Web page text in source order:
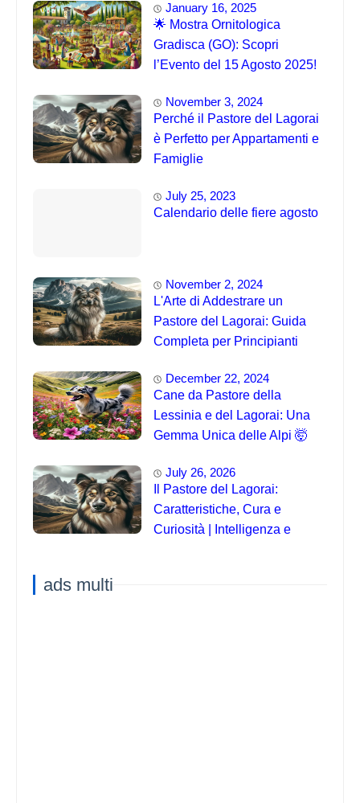
January 16, 2025
🌟 Mostra Ornitologica
Gradisca (GO): Scopri
l’Evento del 15 Agosto 2025!
November 3, 2024
Perché il Pastore del Lagorai
è Perfetto per Appartamenti e
Famiglie
July 25, 2023
Calendario delle fiere agosto
November 2, 2024
L'Arte di Addestrare un
Pastore del Lagorai: Guida
Completa per Principianti
December 22, 2024
Cane da Pastore della
Lessinia e del Lagorai: Una
Gemma Unica delle Alpi 🤯
July 26, 2026
Il Pastore del Lagorai:
Caratteristiche, Cura e
Curiosità | Intelligenza e
ads multi